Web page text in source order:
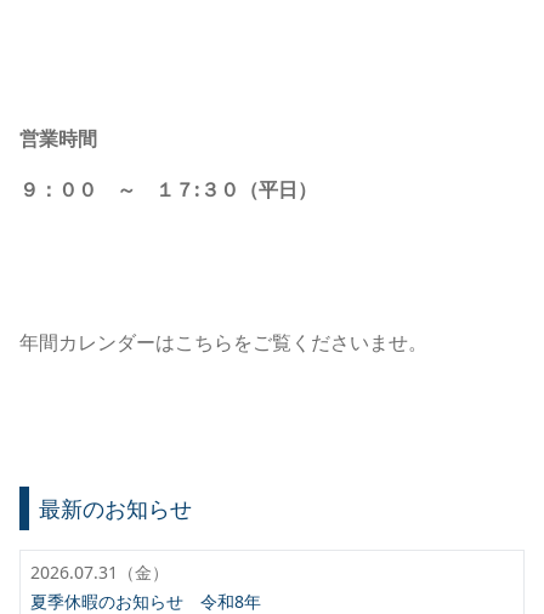
営業時間
９：００ ～ １７:３０（平日）
年間カレンダーはこちらをご覧くださいませ。
最新のお知らせ
2026.07.31（金）
夏季休暇のお知らせ 令和8年